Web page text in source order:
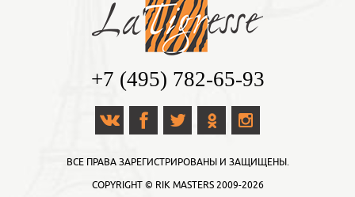
+7 (495) 782-65-93
ВСЕ ПРАВА ЗАРЕГИСТРИРОВАНЫ И ЗАЩИЩЕНЫ.
COPYRIGHT © RIK MASTERS2009-2026